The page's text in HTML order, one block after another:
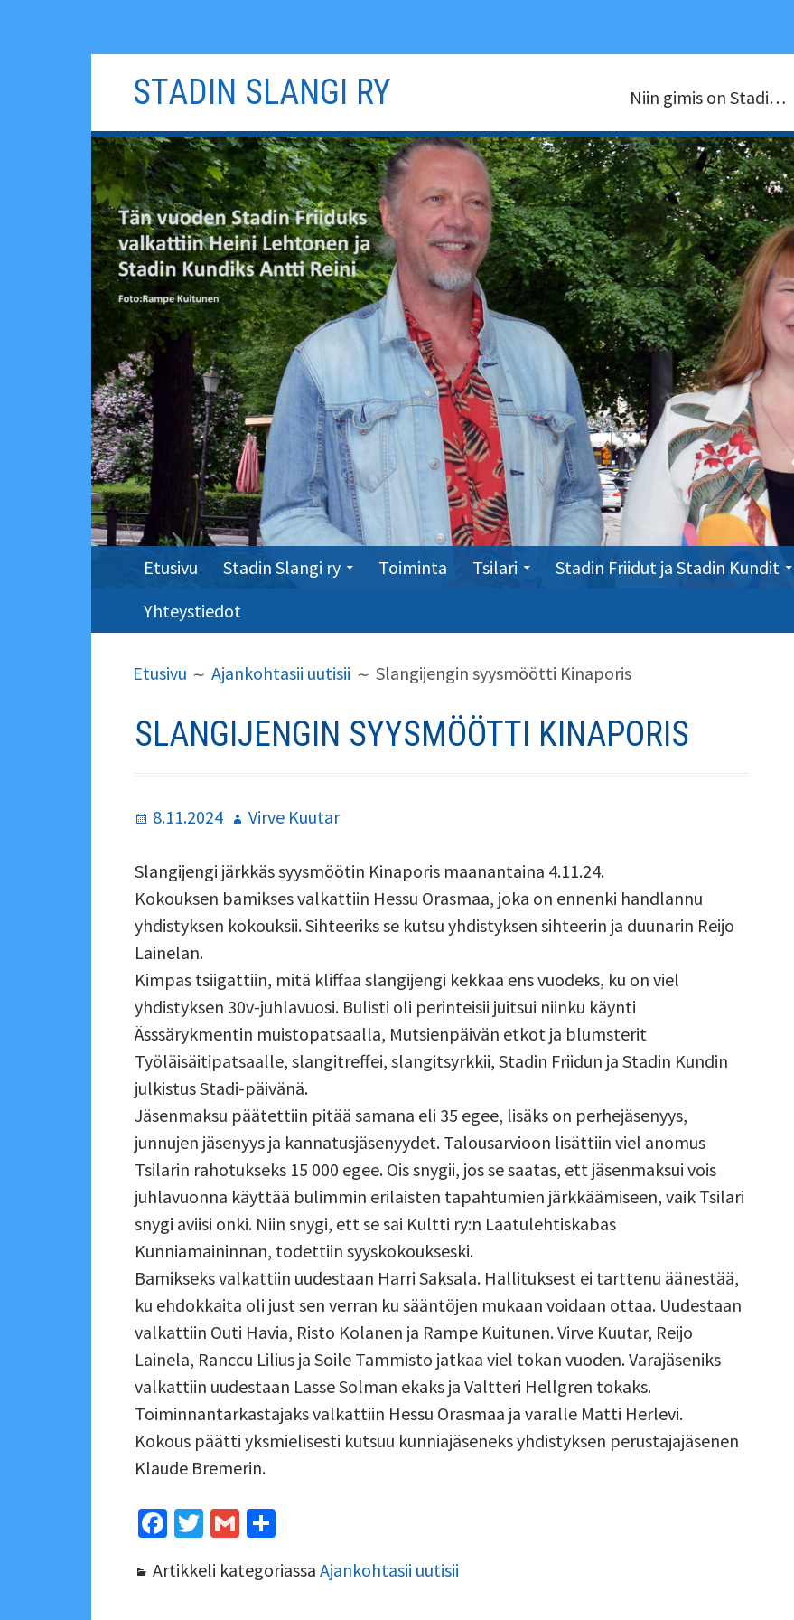
sisältöönSTADIN SLANGI RY Niin gimis on Stadi…
ENSISIJAINEN
VALIKKO
Etusivu Stadin Slangi ry Toiminta Tsilari Stadin Friidut ja Stadin Kundit
Yhteystiedot
Etusivu Ajankohtasii uutisii Slangijengin syysmöötti Kinaporis
SLANGIJENGIN SYYSMÖÖTTI KINAPORIS
Julkaistu
8.11.2024 Kirjoittaja
Virve Kuutar
Slangijengi järkkäs syysmöötin Kinaporis maanantaina 4.11.24.
Kokouksen bamikses valkattiin Hessu Orasmaa, joka on ennenki handlannu
yhdistyksen kokouksii. Sihteeriks se kutsu yhdistyksen sihteerin ja duunarin Reijo
Lainelan.
Kimpas tsiigattiin, mitä kliffaa slangijengi kekkaa ens vuodeks, ku on viel
yhdistyksen 30v-juhlavuosi. Bulisti oli perinteisii juitsui niinku käynti
Ässsärykmentin muistopatsaalla, Mutsienpäivän etkot ja blumsterit
Työläisäitipatsaalle, slangitreffei, slangitsyrkkii, Stadin Friidun ja Stadin Kundin
julkistus Stadi-päivänä.
Jäsenmaksu päätettiin pitää samana eli 35 egee, lisäks on perhejäsenyys,
junnujen jäsenyys ja kannatusjäsenyydet. Talousarvioon lisättiin viel anomus
Tsilarin rahotukseks 15 000 egee. Ois snygii, jos se saatas, ett jäsenmaksui vois
juhlavuonna käyttää bulimmin erilaisten tapahtumien järkkäämiseen, vaik Tsilari
snygi aviisi onki. Niin snygi, ett se sai Kultti ry:n Laatulehtiskabas
Kunniamaininnan, todettiin syyskokoukseski.
Bamikseks valkattiin uudestaan Harri Saksala. Hallituksest ei tarttenu äänestää,
ku ehdokkaita oli just sen verran ku sääntöjen mukaan voidaan ottaa. Uudestaan
valkattiin Outi Havia, Risto Kolanen ja Rampe Kuitunen. Virve Kuutar, Reijo
Lainela, Ranccu Lilius ja Soile Tammisto jatkaa viel tokan vuoden. Varajäseniks
valkattiin uudestaan Lasse Solman ekaks ja Valtteri Hellgren tokaks.
Toiminnantarkastajaks valkattiin Hessu Orasmaa ja varalle Matti Herlevi.
Kokous päätti yksmielisesti kutsuu kunniajäseneks yhdistyksen perustajajäsenen
Klaude Bremerin.
Fa
b
T
tt
G
ai ar
Artikkeli kategoriassaAjankohtasii uutisii